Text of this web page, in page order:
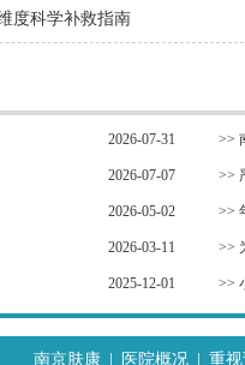
度科学补救指南
2026-07-31
2026-07-07
2026-05-02
2026-03-11
2025-12-01
>>
>>
>>
>>
>>
南京肤康 医院概况 重